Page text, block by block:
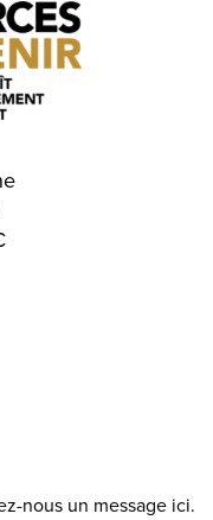
nous un message ici.